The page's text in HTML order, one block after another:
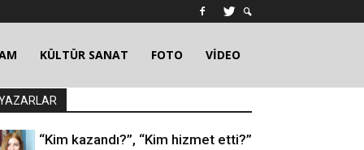
KÜLTÜR SANAT FOTO VİDEO
“Kim kazandı?”, “Kim hizmet etti?”